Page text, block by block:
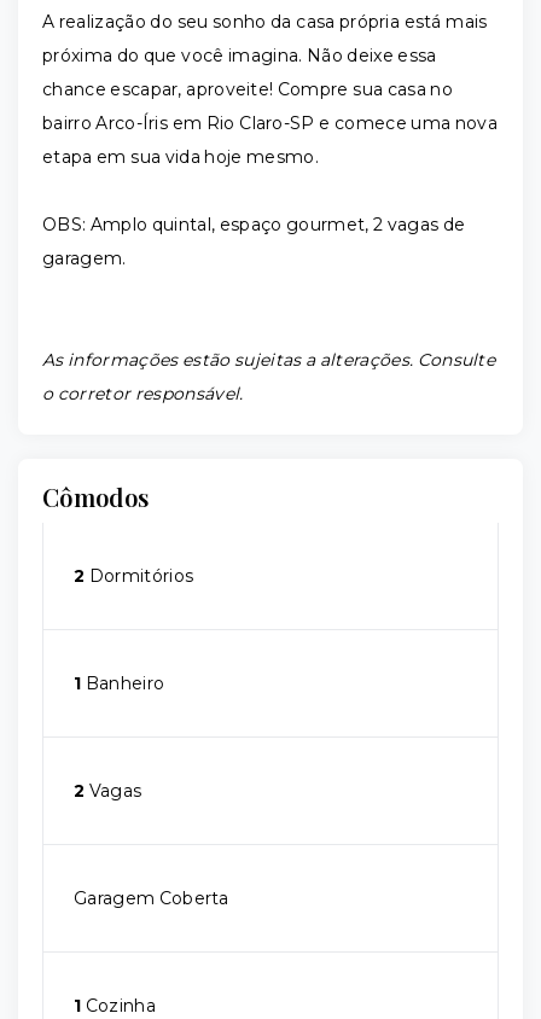
A realização do seu sonho da casa própria está mais
próxima do que você imagina. Não deixe essa
chance escapar, aproveite! Compre sua casa no
bairro Arco-Íris em Rio Claro-SP e comece uma nova
etapa em sua vida hoje mesmo.
OBS: Amplo quintal, espaço gourmet, 2 vagas de
garagem.
As informações estão sujeitas a alterações. Consulte
o corretor responsável.
Cômodos
2 Dormitórios
1 Banheiro
2 Vagas
Garagem Coberta
1 Cozinha